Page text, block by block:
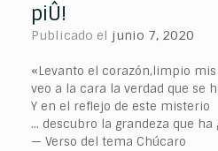
piÛ!
Publicado el junio 7, 2020
«Levanto el corazón,limpio mis
veo a la cara la verdad que se
Y en el reflejo de este misterio
… descubro la grandeza que ha
— Verso del tema Chúcaro